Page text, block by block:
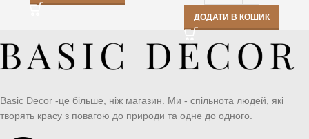
ДОДАТИ В КОШИК
Basic Decor -це більше, ніж магазин. Ми - спільнота людей, які
творять красу з повагою до природи та одне до одного.